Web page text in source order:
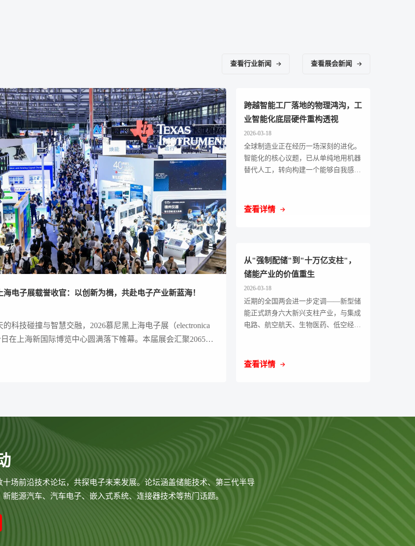
查看行业新闻 查看展会新闻
海电子展载誉收官：以创新为楫，共赴电子产业新蓝海！
的科技碰撞与智慧交融，2026慕尼黑上海电子展（electronica
日在上海新国际博览中心圆满落下帷幕。本届展会汇聚2065家
科技迭代与产业变革的交汇点，本届盛会以宏大的视角系统呈
跨越智能工厂落地的物理鸿沟，工
业智能化底层硬件重构透视
2026-03-18
全球制造业正在经历一场深刻的进化。
智能化的核心议题，已从单纯地用机器
替代人工，转向构建一个能够自我感
查看详情
从"强制配储"到"十万亿支柱"，
储能产业的价值重生
2026-03-18
近期的全国两会进一步定调——新型储
能正式跻身六大新兴支柱产业，与集成
电路、航空航天、生物医药、低空经
查看详情
十场前沿技术论坛，共探电子未来发展。论坛涵盖储能技术、第三代半导
能源汽车、汽车电子、嵌入式系统、连接器技术等热门话题。